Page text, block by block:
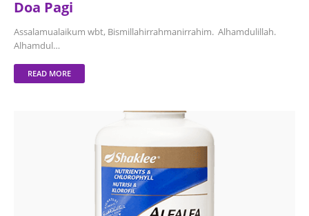
Doa Pagi
Assalamualaikum wbt, Bismillahirrahmanirrahim. Alhamdulillah.
Alhamdul…
READ MORE